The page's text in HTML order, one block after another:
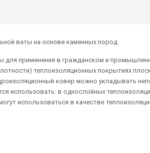
ваты на основе каменных пород.
для применения в гражданском и
теплоизоляционных покрытиях
ковер можно укладывать
использовать: в однослойных
использоваться в качестве